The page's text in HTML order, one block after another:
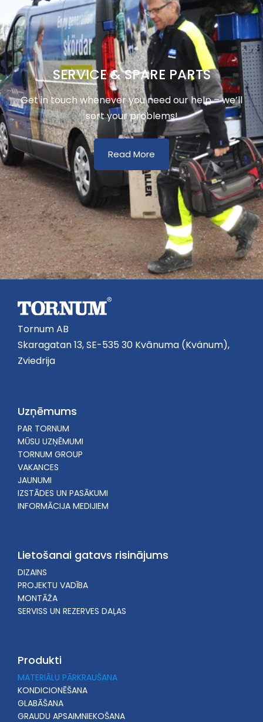
SERVICE & SPARE PARTS
Get in touch whenever you need our help – we’ll
sort your problems!
Read More
Tornum AB
Skaragatan 13, SE-535 30 Kvānuma (Kvänum),
Zviedrija
Uzņēmums
PAR TORNUM
MŪSU UZŅĒMUMI
TORNUM GROUP
VAKANCES
JAUNUMI
IZSTĀDES UN PASĀKUMI
INFORMĀCIJA MEDIJIEM
Lietošanai gatavs risinājums
DIZAINS
PROJEKTU VADĪBA
MONTĀŽA
SERVISS UN REZERVES DAĻAS
Produkti
MATERIĀLU PĀRKRAUŠANA
KONDICIONĒŠANA
GLABĀŠANA
GRAUDU APSAIMNIEKOŠANA